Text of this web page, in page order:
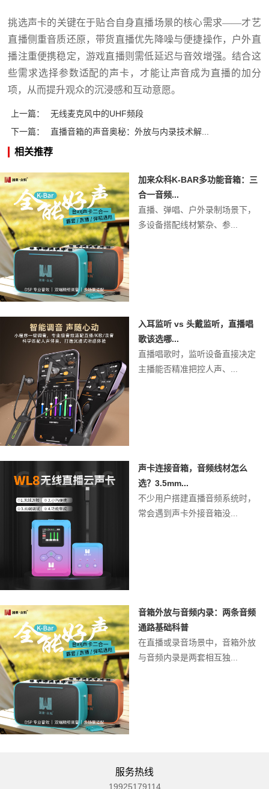
挑选声卡的关键在于贴合自身直播场景的核心需求——才艺
直播侧重音质还原，带货直播优先降噪与便捷操作，户外直
播注重便携稳定，游戏直播则需低延迟与音效增强。结合这
些需求选择参数适配的声卡，才能让声音成为直播的加分
项，从而提升观众的沉浸感和互动意愿。
上一篇：
无线麦克风中的UHF频段
下一篇：
直播音箱的声音奥秘：外放与内录技术解...
相关推荐
加来众科K-BAR多功能音箱：三
合一音频...
直播、弹唱、户外录制场景下，
多设备搭配线材繁杂、参...
入耳监听 vs 头戴监听，直播唱
歌该选哪...
直播唱歌时，监听设备直接决定
主播能否精准把控人声、...
声卡连接音箱，音频线材怎么
选？3.5mm...
不少用户搭建直播音频系统时，
常会遇到声卡外接音箱没...
音箱外放与音频内录：两条音频
通路基础科普
在直播或录音场景中，音箱外放
与音频内录是两套相互独...
服务热线
19925179114